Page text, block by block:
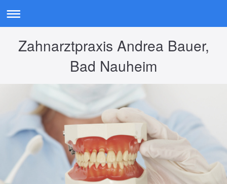
Zahnarztpraxis Andrea Bauer,
Bad Nauheim